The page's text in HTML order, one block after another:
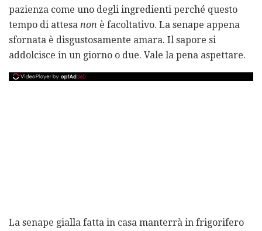
pazienza come uno degli ingredienti perché questo
tempo di attesa non è facoltativo. La senape appena
sfornata è disgustosamente amara. Il sapore si
addolcisce in un giorno o due. Vale la pena aspettare.
La senape gialla fatta in casa manterrà in frigorifero